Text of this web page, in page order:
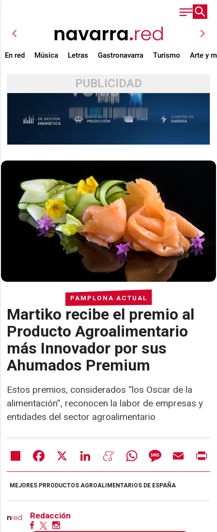
chevron_left chevron_right
En red Música Letras Gastronavarra Turismo Arte y
PUBLICIDAD
PAMPLONA ACTUAL
Martiko recibe el premio al
Producto Agroalimentario
más Innovador por sus
Ahumados Premium
Estos premios, considerados “los Oscar de la
alimentación”, reconocen la labor de empresas y
entidades del sector agroalimentario
Share Facebook LinkedIn MeneameWhatsAppMessageEmail
MEJORES PRRODUCTOS AGROALIMENTARIOS DE ESPAÑA
Redacción